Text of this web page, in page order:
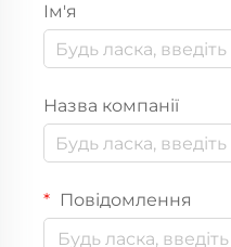
Ім'я
Назва компанії
Повідомлення